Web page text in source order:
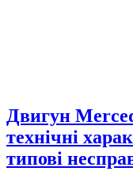
Двигун
технічні
типові